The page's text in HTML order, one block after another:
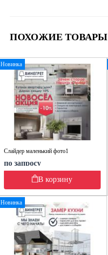
ПОХОЖИЕ ТОВАРЫ
Новинка
Слайдер маленький фото1
по запросу
В корзину
Новинка